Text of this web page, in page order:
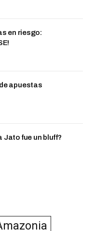
en riesgo:
apuestas
Jato fue un bluff?